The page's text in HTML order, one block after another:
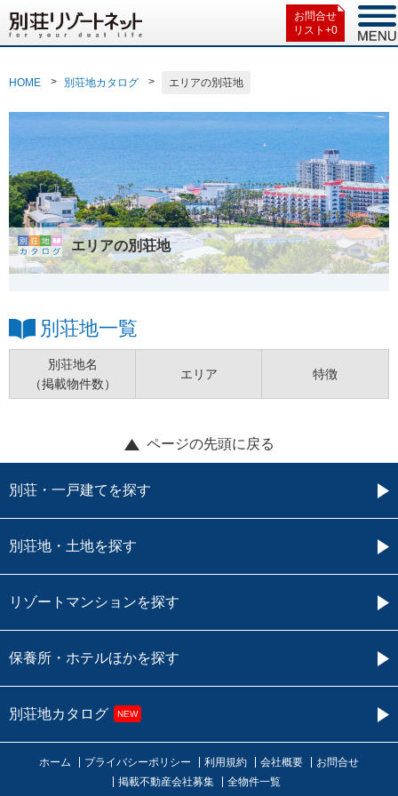
お問合せ
リスト+0
HOME 別荘地カタログ エリアの別荘地
エリアの別荘地
別荘地一覧
別荘地名
（掲載物件数）
エリア 特徴
ページの先頭に戻る
別荘・一戸建てを探す
別荘地・土地を探す
リゾートマンションを探す
保養所・ホテルほかを探す
別荘地カタログ NEW
ホーム プライバシーポリシー 利用規約 会社概要
お問合せ
掲載不動産会社募集
全物件一覧